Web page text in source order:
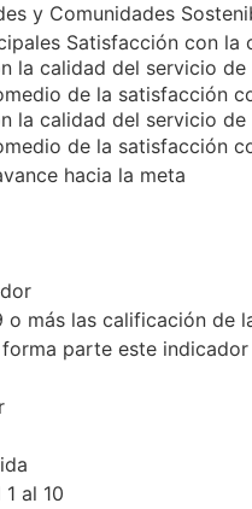
y Comunidades
Satisfacción con la
la calidad del servicio
de la satisfacción
la calidad del servicio
de la satisfacción
hacia la meta
o más las calificación de
parte este indicador
al 10